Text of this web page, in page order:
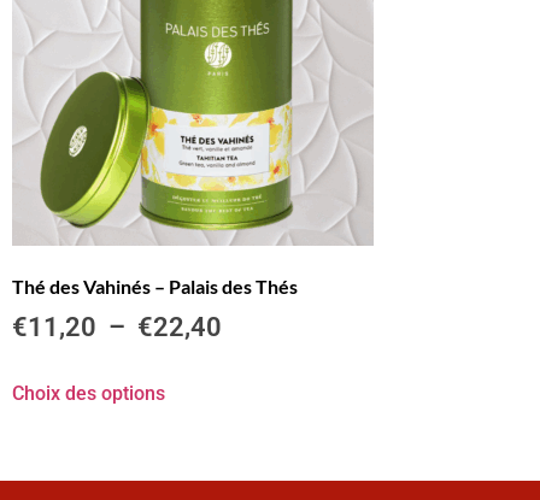
Thé des Vahinés – Palais des Thés
€11,20 – €22,40
Choix des options